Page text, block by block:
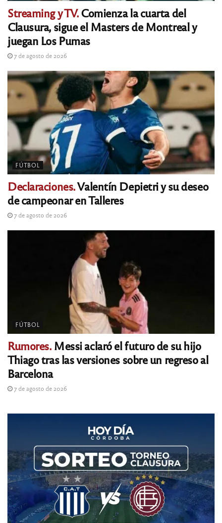
Streaming y TV.Comienza la cuarta del
Clausura, sigue el Masters de Montreal y
juegan Los Pumas
7 de agosto de 2026
FÚTBOL
Declaraciones.Valentín Depietri y su deseo
de campeonar en Talleres
7 de agosto de 2026
FÚTBOL
Rumores.Messi aclaró el futuro de su hijo
Thiago tras las versiones sobre un regreso al
Barcelona
7 de agosto de 2026